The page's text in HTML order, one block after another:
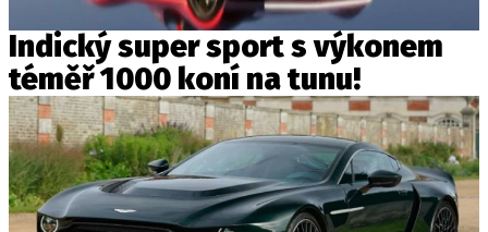
Indický super sport s výkonem
téměř 1000 koní na tunu!